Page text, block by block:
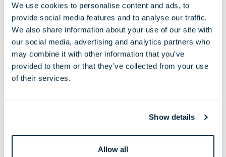
We use cookies to personalise content and ads, to
provide social media features and to analyse our traffic.
We also share information about your use of our site with
our social media, advertising and analytics partners who
may combine it with other information that you’ve
provided to them or that they’ve collected from your use
of their services.
Show details
Allow all
Galeria Hayward
Capacidade:
16-38 Tamanho: 34 m²/366 pés